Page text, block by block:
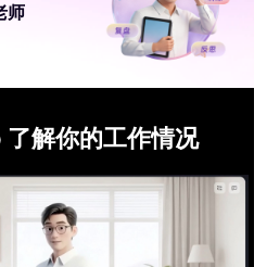
师
了解你的工作情况